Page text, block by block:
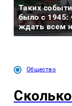
Таких
было с 1945:
ждать всем
Общество